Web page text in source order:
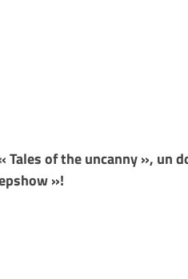
of the uncanny », un
»!